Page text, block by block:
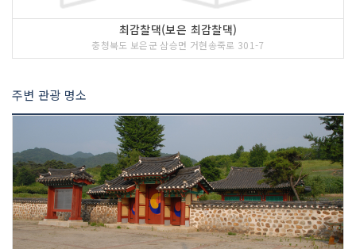
최감찰댁(보은 최감찰댁)
충청북도 보은군 삼승면 거현송죽로 301-7
주변 관광 명소